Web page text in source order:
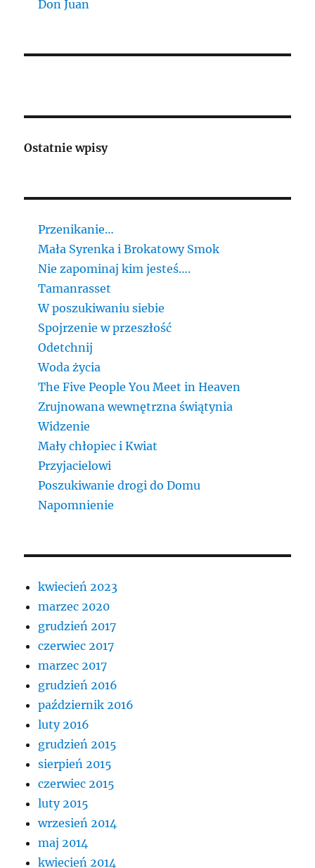
Don Juan
Ostatnie wpisy
Przenikanie…
Mała Syrenka i Brokatowy Smok
Nie zapominaj kim jesteś….
Tamanrasset
W poszukiwaniu siebie
Spojrzenie w przeszłość
Odetchnij
Woda życia
The Five People You Meet in Heaven
Zrujnowana wewnętrzna świątynia
Widzenie
Mały chłopiec i Kwiat
Przyjacielowi
Poszukiwanie drogi do Domu
Napomnienie
kwiecień 2023
marzec 2020
grudzień 2017
czerwiec 2017
marzec 2017
grudzień 2016
październik 2016
luty 2016
grudzień 2015
sierpień 2015
czerwiec 2015
luty 2015
wrzesień 2014
maj 2014
kwiecień 2014